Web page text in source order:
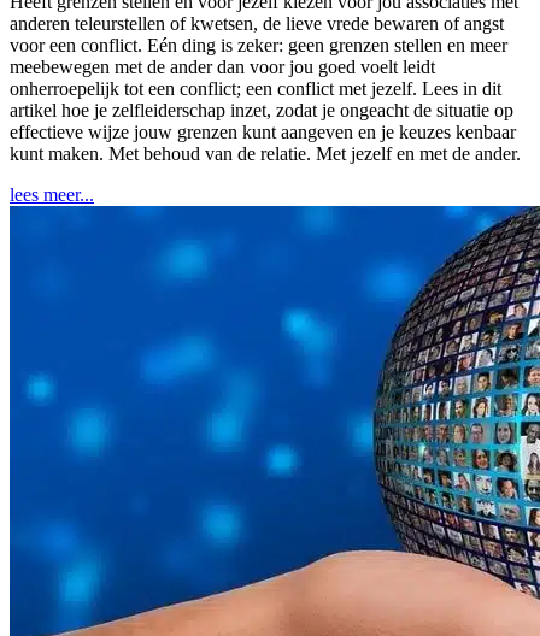
anderen teleurstellen of kwetsen, de lieve vrede bewaren of angst
voor een conflict. Eén ding is zeker: geen grenzen stellen en meer
meebewegen met de ander dan voor jou goed voelt leidt
onherroepelijk tot een conflict; een conflict met jezelf. Lees in dit
artikel hoe je zelfleiderschap inzet, zodat je ongeacht de situatie op
effectieve wijze jouw grenzen kunt aangeven en je keuzes kenbaar
kunt maken. Met behoud van de relatie. Met jezelf en met de ander.
lees meer...